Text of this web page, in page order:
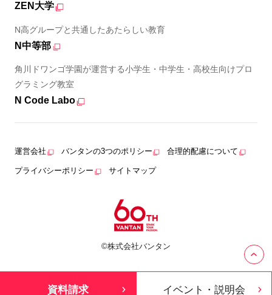
ZEN大学
N高グループと共通したあたらしい教育
N中等部
角川ドワンゴ学園が運営する小学生・中学生・高校生向けプロ
グラミング教室
N Code Labo
運営会社 バンタンの3つのポリシー 合理的配慮について
プライバシーポリシー サイトマップ
©株式会社バンタン
資料請求 イベント・説明会